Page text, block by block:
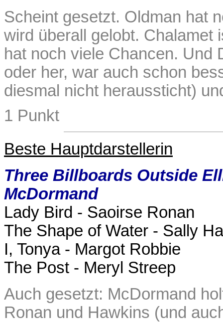
Scheint gesetzt. Oldman hat
wird überall gelobt. Chalamet
hat noch viele Chancen. Und
oder her, war auch schon
diesmal nicht heraussticht)
1 Punkt
Beste Hauptdarstellerin
Three Billboards Outside
McDormand
Lady Bird - Saoirse Ronan
The Shape of Water - Sally
I, Tonya - Margot Robbie
The Post - Meryl Streep
Auch gesetzt: McDormand
Ronan und Hawkins (und